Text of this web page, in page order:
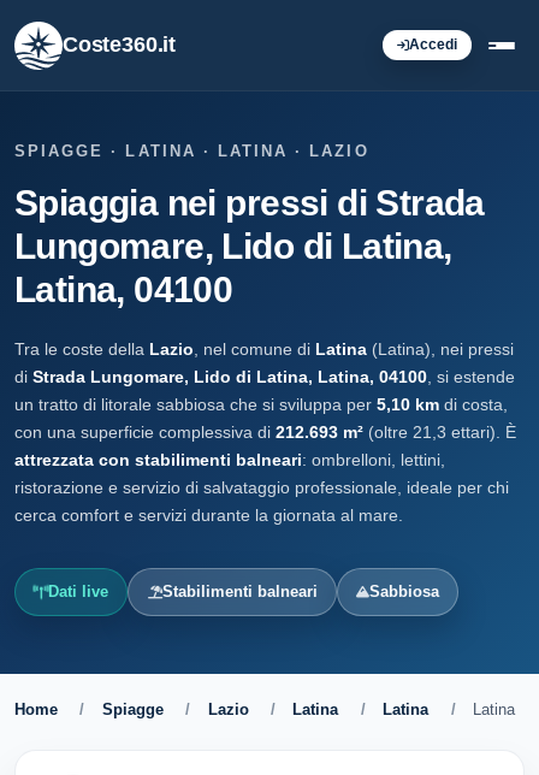
Coste360.it Accedi
SPIAGGE · LATINA · LATINA · LAZIO
Spiaggia nei pressi di Strada
Lungomare, Lido di Latina,
Latina, 04100
Tra le coste della Lazio , nel comune di Latina (Latina), nei pressi
di Strada Lungomare, Lido di Latina, Latina, 04100 , si estende
un tratto di litorale sabbiosa che si sviluppa per 5,10 km di costa,
con una superficie complessiva di 212.693 m² (oltre 21,3 ettari). È
attrezzata con stabilimenti balneari: ombrelloni, lettini,
ristorazione e servizio di salvataggio professionale, ideale per chi
cerca comfort e servizi durante la giornata al mare.
Dati live Stabilimenti balneari Sabbiosa
Home / Spiagge / Lazio / Latina / Latina / Latina